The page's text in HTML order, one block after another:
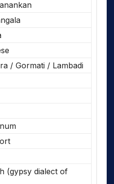
/ Gormati / Lambadi
(gypsy dialect of